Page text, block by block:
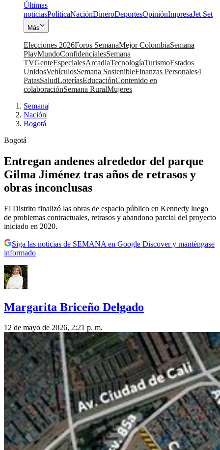
Últimas
noticiasPolíticaNaciónDineroDeportesOpiniónImpresaJet Set
Más
Elecciones 2026Foros SemanaMejor ColombiaSemana
PlayMundoConfidencialesSemana
TVGenteEspecialesArcadiaTecnologíaTurismoEstados
UnidosVehículosSemana SostenibleFinanzas Personales4
PatasSaludLoteríasEducaciónContenido en
colaboraciónSemana RuralMujeres
Semana|
Nación|
Bogotá
Bogotá
Entregan andenes alrededor del parque
Gilma Jiménez tras años de retrasos y
obras inconclusas
El Distrito finalizó las obras de espacio público en Kennedy luego
de problemas contractuales, retrasos y abandono parcial del proyecto
iniciado en 2020.
Siga las noticias de SEMANA en Google Discover y manténgase
informado
Margarita Briceño Delgado
12 de mayo de 2026, 2:21 p. m.